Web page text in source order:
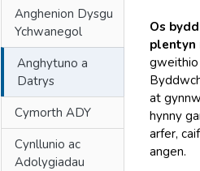
Anghenion Dysgu
Ychwanegol
Anghytuno a
Datrys
Cymorth ADY
Cynllunio ac
Adolygiadau
Os
plentyn
gweithio
at
hynny
arfer,
angen.